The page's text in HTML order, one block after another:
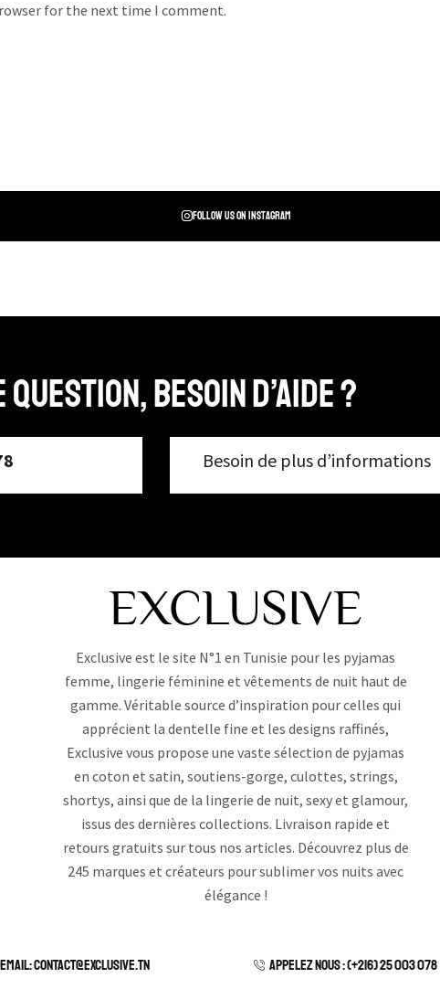
for the next time I comment.
Follow us on instagram
question, Besoin d’aide ?
Besoin de plus d’informations
Exclusive est le site N°1 en Tunisie pour les pyjamas
femme, lingerie féminine et vêtements de nuit haut de
gamme. Véritable source d’inspiration pour celles qui
apprécient la dentelle fine et les designs raffinés,
Exclusive vous propose une vaste sélection de pyjamas
en coton et satin, soutiens-gorge, culottes, strings,
shortys, ainsi que de la lingerie de nuit, sexy et glamour,
issus des dernières collections. Livraison rapide et
retours gratuits sur tous nos articles. Découvrez plus de
245 marques et créateurs pour sublimer vos nuits avec
élégance !
Email: contact@exclusive.tn APPELEZ NOUS : (+216) 25 003 078